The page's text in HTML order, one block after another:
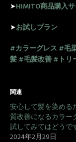
➤HIMITO商品購入
➤お試しプラン
#カラーグレス #毛
髪#毛髪改善#トリ
関連
安心して髪を染める
質改善になるカラー
試してみてはどうで
2024年2月29日